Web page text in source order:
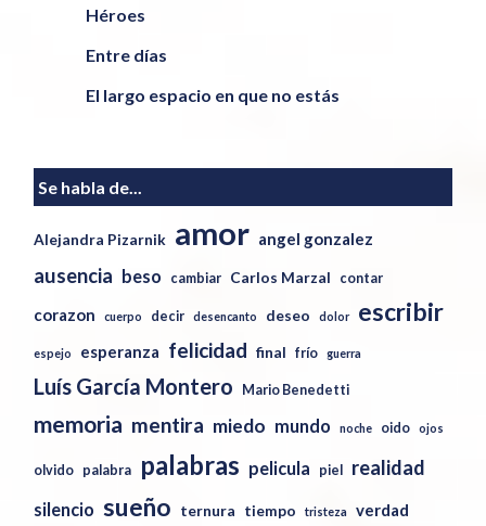
Héroes
Entre días
El largo espacio en que no estás
Se habla de...
Alejandra Pizarnik amor angel gonzalez
ausencia beso cambiar Carlos Marzal contar
corazon cuerpo decir desencanto deseo dolor escribir
espejo esperanza felicidad final frío guerra
Luís García Montero Mario Benedetti
memoria mentira miedo mundo noche oido ojos
olvido palabra palabras pelicula piel realidad
silencio sueño ternura tiempo tristeza verdad